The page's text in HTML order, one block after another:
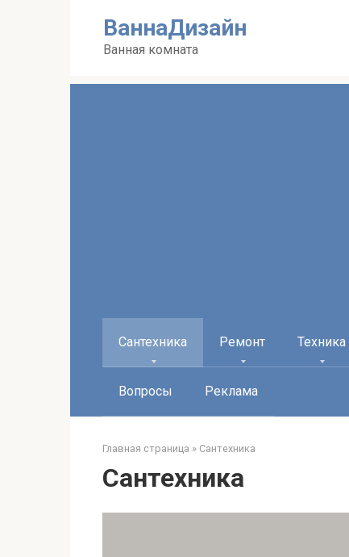
ВаннаДизайн
Ванная комната
Сантехника Ремонт Техника
Вопросы Реклама
Главная страница » Сантехника
Сантехника